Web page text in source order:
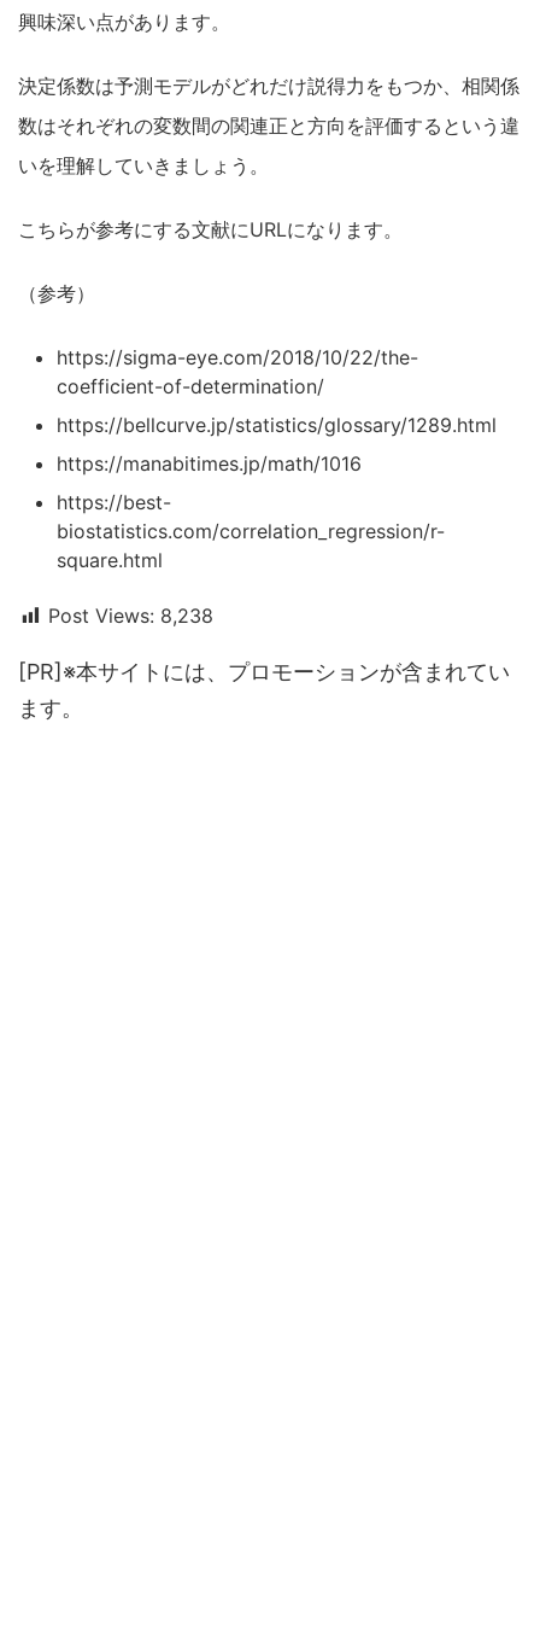
興味深い点があります。
決定係数は予測モデルがどれだけ説得力をもつか、相関係
数はそれぞれの変数間の関連正と方向を評価するという違
いを理解していきましょう。
こちらが参考にする文献にURLになります。
（参考）
https://sigma-eye.com/2018/10/22/the-
coefficient-of-determination/
https://bellcurve.jp/statistics/glossary/1289.html
https://manabitimes.jp/math/1016
https://best-
biostatistics.com/correlation_regression/r-
square.html
Post Views: 8,238
[PR]※本サイトには、プロモーションが含まれてい
ます。